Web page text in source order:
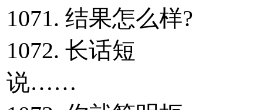
1071. 结果怎么样?
1072. 长话短
说……